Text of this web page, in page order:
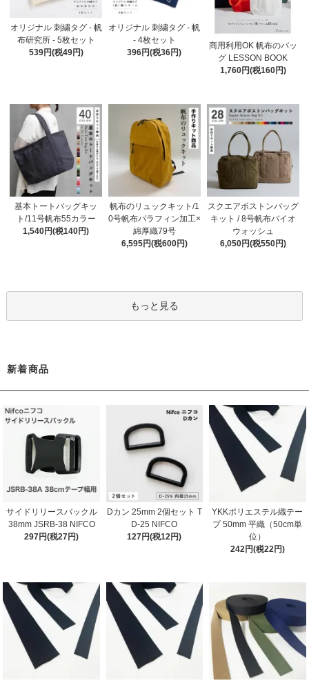
オリジナル 刺繍タグ - 帆
布研究所 - 5枚セット
539円(税49円)
オリジナル 刺繍タグ - 帆
- 4枚セット
396円(税36円)
商用利用OK 帆布のバッ
グ LESSON BOOK
1,760円(税160円)
基本トートバッグキッ
ト/11号帆布55カラー
1,540円(税140円)
帆布のリュックキット/1
0号帆布パラフィン加工×
綿厚織79号
6,595円(税600円)
スクエアボストンバッグ
キット / 8号帆布バイオ
ウォッシュ
6,050円(税550円)
もっと見る
新着商品
サイドリリースバックル
38mm JSRB-38 NIFCO
297円(税27円)
Dカン 25mm 2個セット T
D-25 NIFCO
127円(税12円)
YKKポリエステル織テー
プ 50mm 平織（50cm単
位）
242円(税22円)